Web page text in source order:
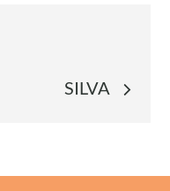
SILVA